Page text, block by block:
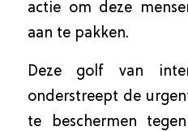
actie om deze
aan te pakken.
Deze golf van
onderstreept de
te beschermen